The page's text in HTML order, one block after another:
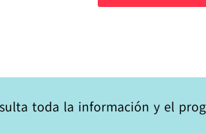
toda la información y el